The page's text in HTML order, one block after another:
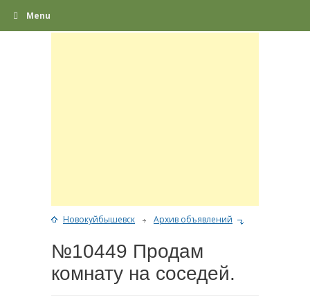
Menu
Новокуйбышевск Архив объявлений
№10449 Продам
комнату на соседей.